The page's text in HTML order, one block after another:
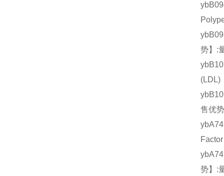
势】:
售优
势】: